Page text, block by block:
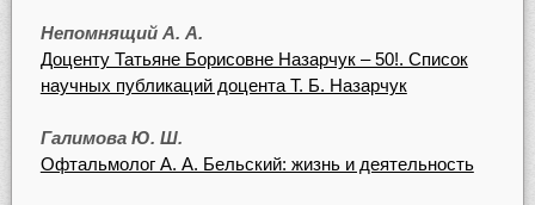
Непомнящий А. А.
Доценту Татьяне Борисовне Назарчук – 50!. Список
научных публикаций доцента Т. Б. Назарчук
Галимова Ю. Ш.
Офтальмолог А. А. Бельский: жизнь и деятельность